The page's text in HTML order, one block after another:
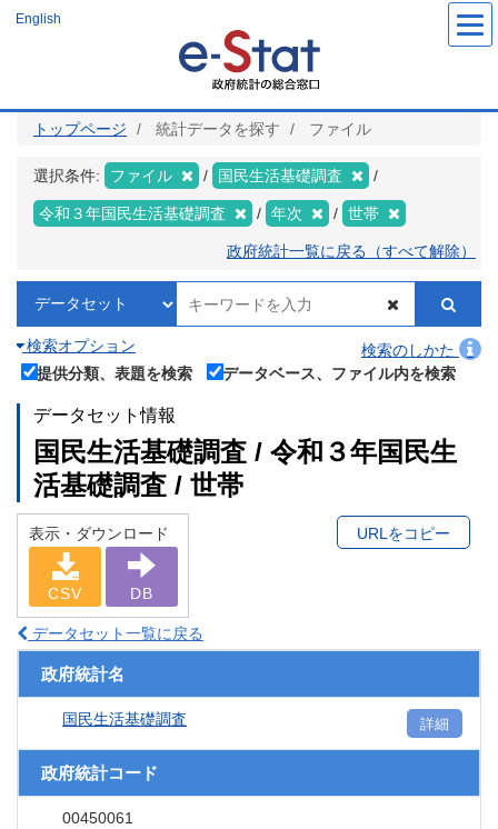
ツ
English
トップページ 統計データを探す ファイル
選択条件: ファイル 国民生活基礎調査
令和３年国民生活基礎調査 年次 世帯
政府統計一覧に戻る（すべて解除）
検索オプション
検索のしかた
提供分類、表題を検索
データベース、ファイル内を検索
データセット情報
国民生活基礎調査 / 令和３年国民生
活基礎調査 / 世帯
表示・ダウンロード
CSV DB
URLをコピー
データセット一覧に戻る
政府統計名
国民生活基礎調査 詳細
政府統計コード
00450061